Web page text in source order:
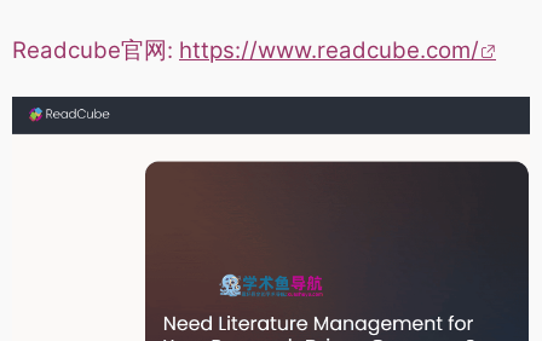
Readcube官网: https://www.readcube.com/